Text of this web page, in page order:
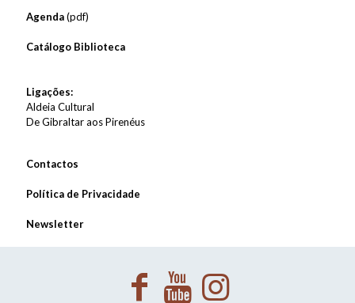
Agenda(pdf)
Catálogo Biblioteca
Ligações:
Aldeia Cultural
De Gibraltar aos Pirenéus
Contactos
Política de Privacidade
Newsletter